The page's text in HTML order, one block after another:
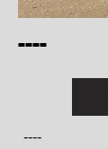
----
----